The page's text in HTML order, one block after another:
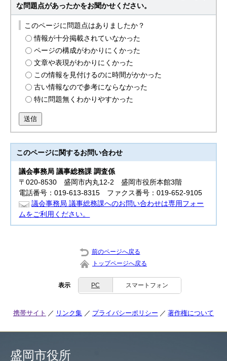
な問題点があったかをお聞かせください。
このページに問題点はありましたか？
情報が十分掲載されていなかった
ページの構成がわかりにくかった
文章や表現がわかりにくかった
この情報を見付けるのに時間がかかった
古い情報なので参考にならなかった
特に問題無くわかりやすかった
送信
このページに関するお問い合わせ
議会事務局 議事総務課 調査係
〒020-8530 盛岡市内丸12-2 盛岡市役所本館3階
電話番号：019-613-8315 ファクス番号：019-652-9105
議会事務局 議事総務課へのお問い合わせは専用フォー
ムをご利用ください。
前のページへ戻る
トップページへ戻る
表示 PC スマートフォン
携帯サイト リンク集 プライバシーポリシー 著作権について
盛岡市役所